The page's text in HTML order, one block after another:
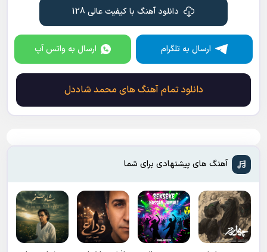
بگو اسم این حالو چی بزارم
که نمیشه نباشی پیشم
من شدم عاشق تو ، به کی میدی دلتو
از همه دنیا گذشتم که بشم واسه ی تو
من شدم عاشق تو ، به کی میدی دلتو
از همه دنیا گذشتم که بشم واسه ی تو
دانلود آهنگ با کیفیت عالی 128
ارسال به تلگرام ارسال به واتس آپ
دانلود تمام آهنگ های محمد شاددل
آهنگ های پیشنهادی برای شما